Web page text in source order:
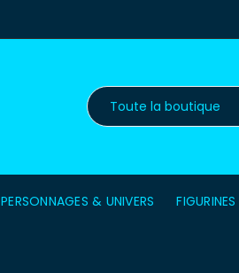
PERSONNAGES & UNIVERS FIGURINES